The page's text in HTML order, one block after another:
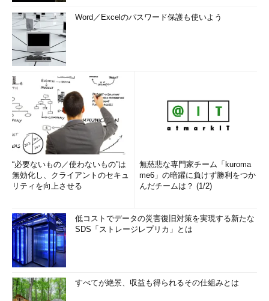
Word／Excelのパスワード保護も使いよう
“必要ないもの／使わないもの”は
無効化し、クライアントのセキュ
リティを向上させる
無慈悲な専門家チーム「kuroma
me6」の暗躍に負けず勝利をつか
んだチームは？ (1/2)
低コストでデータの災害復旧対策を実現する新たな
SDS「ストレージレプリカ」とは
すべてが絶景、収益も得られるその仕組みとは